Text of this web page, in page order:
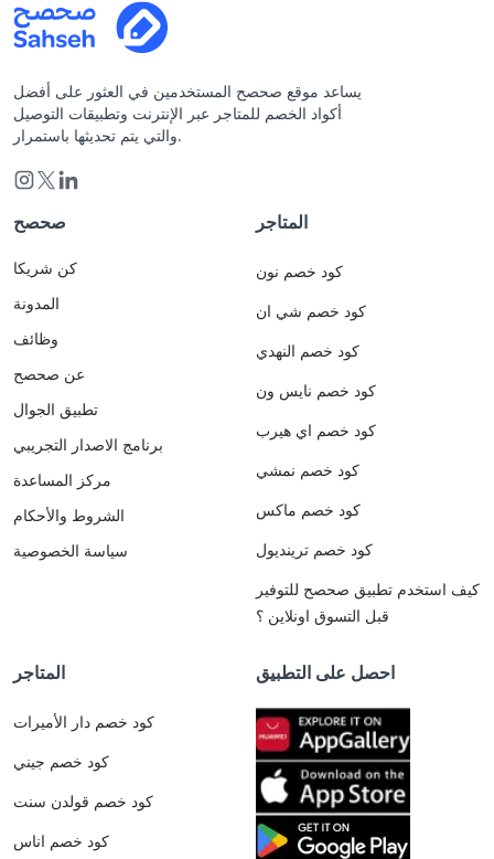
يساعد موقع صحصح المستخدمين في العثور على أفضل
أكواد الخصم للمتاجر عبر الإنترنت وتطبيقات التوصيل
والتي يتم تحديثها باستمرار.
صحصح
كن شريكا
المدونة
وظائف
عن صحصح
تطبيق الجوال
برنامج الاصدار التجريبي
مركز المساعدة
الشروط والأحكام
سياسة الخصوصية
المتاجر
كود خصم نون
كود خصم شي ان
كود خصم النهدي
كود خصم نايس ون
كود خصم اي هيرب
كود خصم نمشي
كود خصم ماكس
كود خصم ترينديول
كيف استخدم تطبيق صحصح للتوفير
قبل التسوق اونلاين ؟
المتاجر
كود خصم دار الأميرات
كود خصم جيني
كود خصم قولدن سنت
كود خصم اناس
احصل على التطبيق